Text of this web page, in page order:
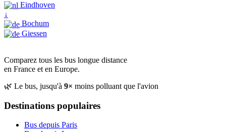
Eindhoven
↓
Bochum
Giessen
Comparez tous les bus longue distance
en France et en Europe.
🌿 Le bus, jusqu'à 9× moins polluant que l'avion
Destinations populaires
Bus depuis Paris